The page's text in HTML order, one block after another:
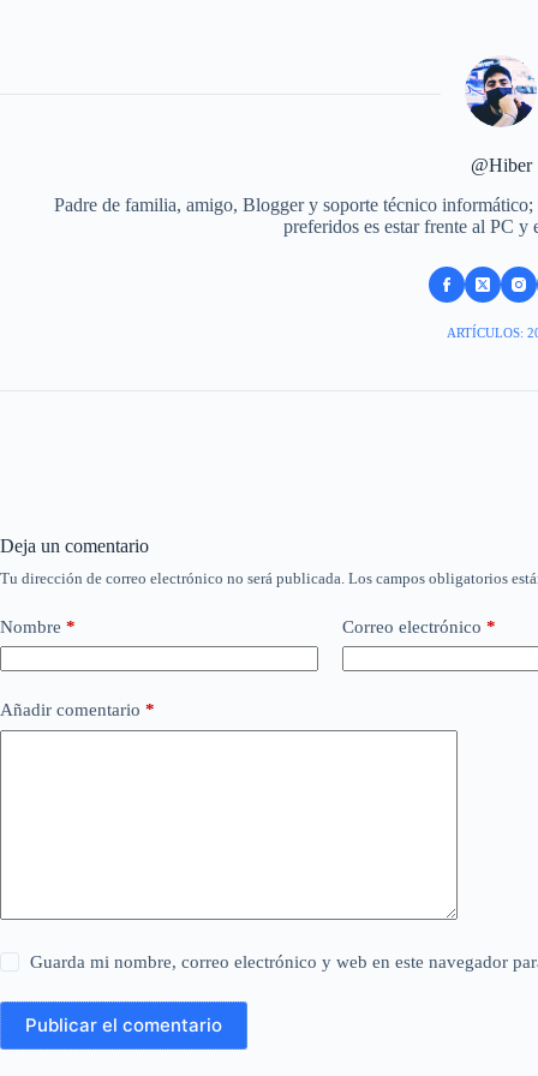
@Hiber
Padre de familia, amigo, Blogger y soporte técnico
preferidos es estar frente al PC y
ARTÍCULOS:
Deja un comentario
Tu dirección de correo electrónico no será publicada. Los campos obligatorios
Nombre * Correo electrónico *
Añadir comentario *
Guarda mi nombre, correo electrónico y web en este navegador
Publicar el comentario